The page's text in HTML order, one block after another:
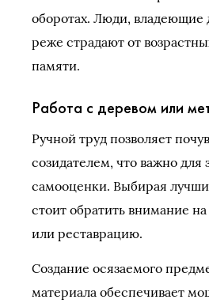
оборотах. Люди, владеющие
реже страдают от
памяти.
Работа с деревом или
Ручной труд позволяет
созидателем, что важно для
самооценки. Выбирая
стоит обратить внимание
или реставрацию.
Создание осязаемого
материала обеспечивает